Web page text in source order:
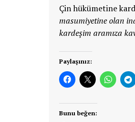
Çin hükümetine
masumiyetine olan
kardeşim aramıza
Paylaşınız:
Bunu beğen: